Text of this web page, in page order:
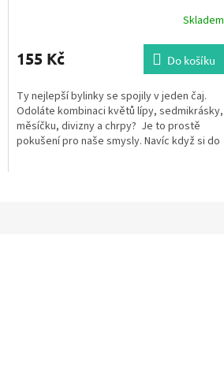
Skladem
155 Kč Do košíku
Ty nejlepší bylinky se spojily v jeden čaj.
Odoláte kombinaci květů lípy, sedmikrásky,
měsíčku, divizny a chrpy? Je to prostě
pokušení pro naše smysly. Navíc když si do